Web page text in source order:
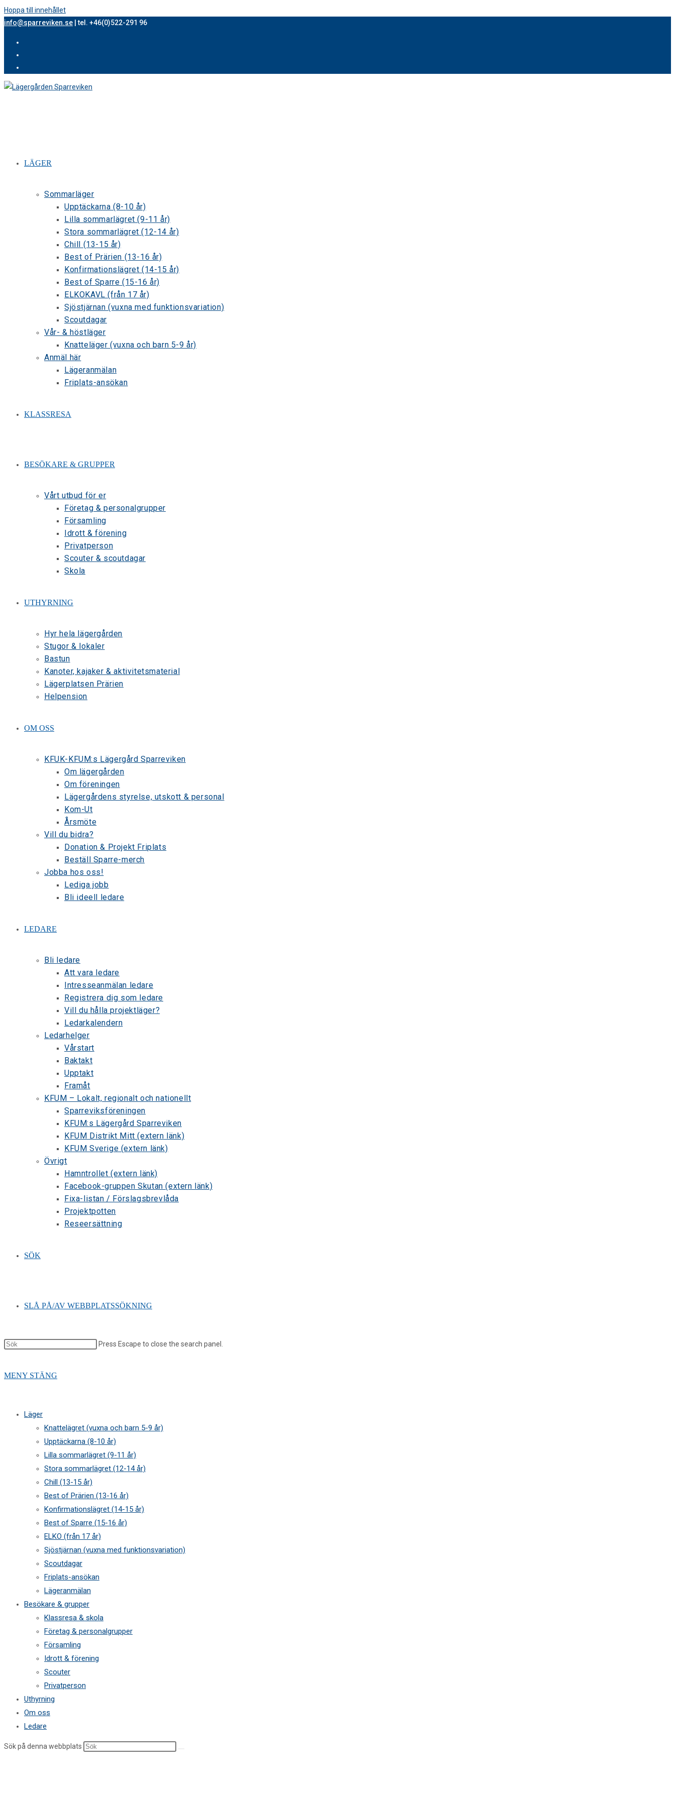
Hoppa till innehållet
info@sparreviken.se | tel. +46(0)522-291 96
LÄGER
Sommarläger
Upptäckarna (8-10 år)
Lilla sommarlägret (9-11 år)
Stora sommarlägret (12-14 år)
Chill (13-15 år)
Best of Prärien (13-16 år)
Konfirmationslägret (14-15 år)
Best of Sparre (15-16 år)
ELKOKAVL (från 17 år)
Sjöstjärnan (vuxna med funktionsvariation)
Scoutdagar
Vår- & höstläger
Knatteläger (vuxna och barn 5-9 år)
Anmäl här
Lägeranmälan
Friplats-ansökan
KLASSRESA
BESÖKARE & GRUPPER
Vårt utbud för er
Företag & personalgrupper
Församling
Idrott & förening
Privatperson
Scouter & scoutdagar
Skola
UTHYRNING
Hyr hela lägergården
Stugor & lokaler
Bastun
Kanoter, kajaker & aktivitetsmaterial
Lägerplatsen Prärien
Helpension
OM OSS
KFUK-KFUM:s Lägergård Sparreviken
Om lägergården
Om föreningen
Lägergårdens styrelse, utskott & personal
Kom-Ut
Årsmöte
Vill du bidra?
Donation & Projekt Friplats
Beställ Sparre-merch
Jobba hos oss!
Lediga jobb
Bli ideell ledare
LEDARE
Bli ledare
Att vara ledare
Intresseanmälan ledare
Registrera dig som ledare
Vill du hålla projektläger?
Ledarkalendern
Ledarhelger
Vårstart
Baktakt
Upptakt
Framåt
KFUM – Lokalt, regionalt och nationellt
Sparreviksföreningen
KFUM:s Lägergård Sparreviken
KFUM Distrikt Mitt (extern länk)
KFUM Sverige (extern länk)
Övrigt
Hamntrollet (extern länk)
Facebook-gruppen Skutan (extern länk)
Fixa-listan / Förslagsbrevlåda
Projektpotten
Reseersättning
SÖK
SLÅ PÅ/AV WEBBPLATSSÖKNING
Press Escape to close the search panel.
MENY STÄNG
Läger
Knattelägret (vuxna och barn 5-9 år)
Upptäckarna (8-10 år)
Lilla sommarlägret (9-11 år)
Stora sommarlägret (12-14 år)
Chill (13-15 år)
Best of Prärien (13-16 år)
Konfirmationslägret (14-15 år)
Best of Sparre (15-16 år)
ELKO (från 17 år)
Sjöstjärnan (vuxna med funktionsvariation)
Scoutdagar
Friplats-ansökan
Lägeranmälan
Besökare & grupper
Klassresa & skola
Företag & personalgrupper
Församling
Idrott & förening
Scouter
Privatperson
Uthyrning
Om oss
Ledare
Sök på denna webbplats